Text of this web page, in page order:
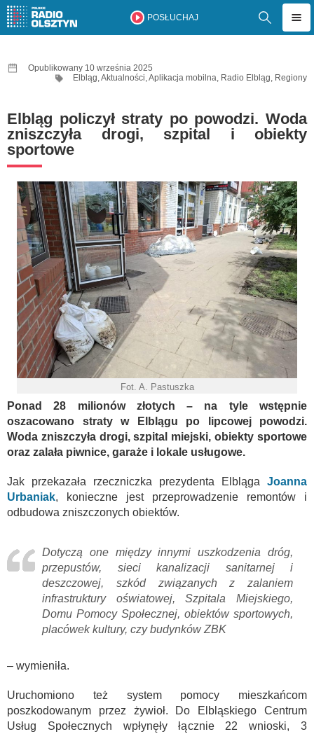
POSŁUCHAJ
Opublikowany 10 września 2025
Elbląg,Aktualności,Aplikacja mobilna, Radio Elbląg, Regiony
Elbląg policzył straty po powodzi. Woda
zniszczyła drogi, szpital i obiekty
sportowe
Fot. A. Pastuszka
Ponad 28 milionów złotych – na tyle wstępnie
oszacowano straty w Elblągu po lipcowej powodzi.
Woda zniszczyła drogi, szpital miejski, obiekty sportowe
oraz zalała piwnice, garaże i lokale usługowe.
Jak przekazała rzeczniczka prezydenta Elbląga Joanna
Urbaniak, konieczne jest przeprowadzenie remontów i
odbudowa zniszczonych obiektów.
Dotyczą one między innymi uszkodzenia dróg,
przepustów, sieci kanalizacji sanitarnej i
deszczowej, szkód związanych z zalaniem
infrastruktury oświatowej, Szpitala Miejskiego,
Domu Pomocy Społecznej, obiektów sportowych,
placówek kultury, czy budynków ZBK
– wymieniła.
Uruchomiono też system pomocy mieszkańcom
poszkodowanym przez żywioł. Do Elbląskiego Centrum
Usług Społecznych wpłynęły łącznie 22 wnioski, 3